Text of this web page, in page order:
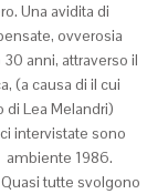
Una avidita di
ovverosia
anni, attraverso il
(a causa di il cui
di Lea Melandri)
intervistate sono
ambiente 1986.
tutte svolgono